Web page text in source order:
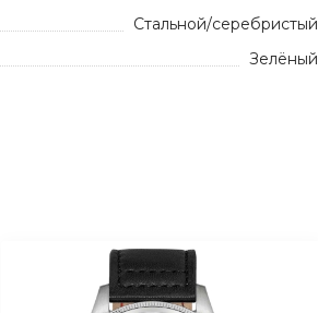
Стальной/серебристый
Зелёный